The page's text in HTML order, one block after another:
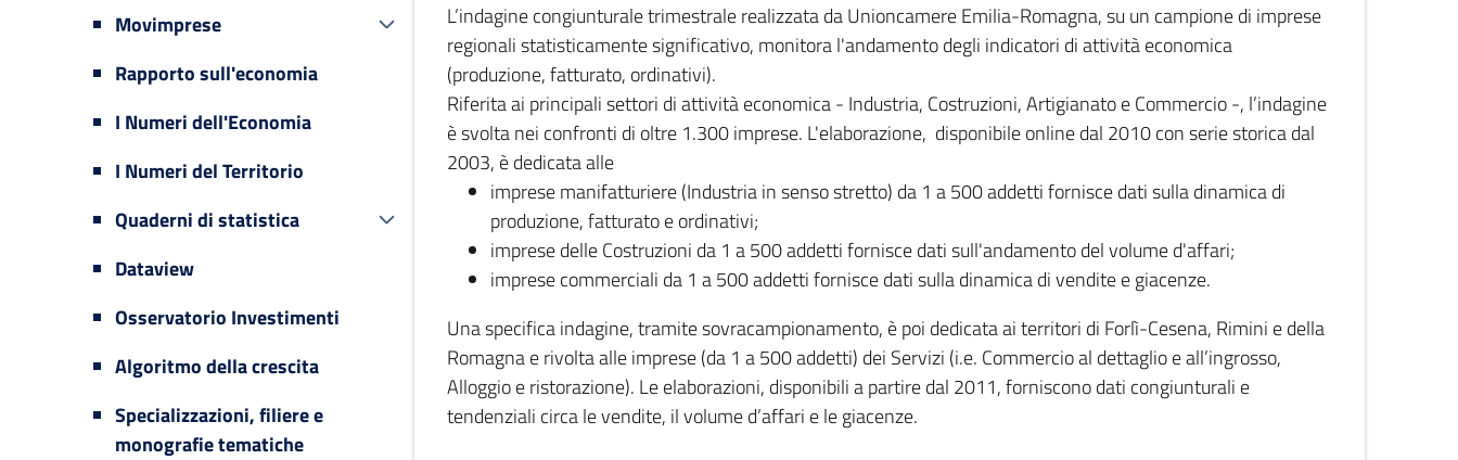
Movimprese
Rapporto sull'economia
I Numeri dell'Economia
I Numeri del Territorio
Quaderni di statistica
Dataview
Osservatorio Investimenti
Algoritmo della crescita
Specializzazioni, filiere e
monografie tematiche
L’indagine congiunturale trimestrale realizzata da Unioncamere Emilia-Romagna, su un campione di imprese
regionali statisticamente significativo, monitora l'andamento degli indicatori di attività economica
(produzione, fatturato, ordinativi).
Riferita ai principali settori di attività economica - Industria, Costruzioni, Artigianato e Commercio -, l’indagine
è svolta nei confronti di oltre 1.300 imprese. L'elaborazione, disponibile online dal 2010 con serie storica dal
2003, è dedicata alle
imprese manifatturiere (Industria in senso stretto) da 1 a 500 addetti fornisce dati sulla dinamica di
produzione, fatturato e ordinativi;
imprese delle Costruzioni da 1 a 500 addetti fornisce dati sull'andamento del volume d'affari;
imprese commerciali da 1 a 500 addetti fornisce dati sulla dinamica di vendite e giacenze.
Una specifica indagine, tramite sovracampionamento, è poi dedicata ai territori di Forlì-Cesena, Rimini e della
Romagna e rivolta alle imprese (da 1 a 500 addetti) dei Servizi (i.e. Commercio al dettaglio e all’ingrosso,
Alloggio e ristorazione). Le elaborazioni, disponibili a partire dal 2011, forniscono dati congiunturali e
tendenziali circa le vendite, il volume d’affari e le giacenze.